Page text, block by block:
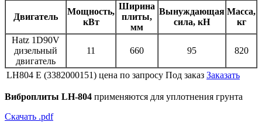
Двигатель
Мощность,
кВт
Ширина
плиты,
мм
Вынуждающая
сила, кН
Масса,
кг
Hatz 1D90V
дизельный
двигатель
11 660 95 820
LH804 E (3382000151) цена по запросу Под заказ Заказать
Виброплиты LH-804 применяются для уплотнения грунта
Скачать .pdf